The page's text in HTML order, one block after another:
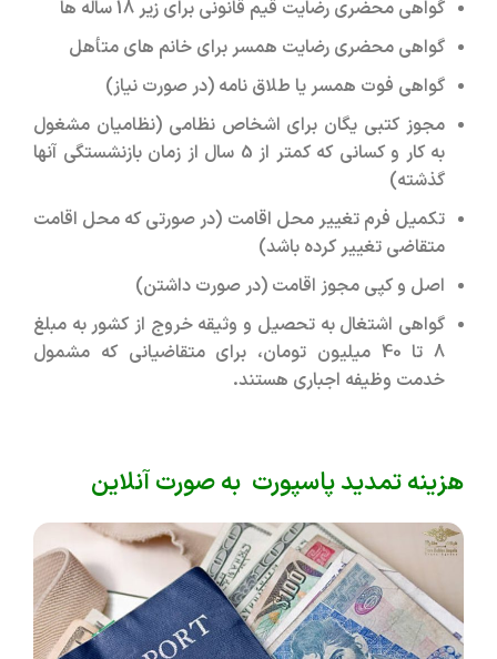
گواهی محضری رضایت قیم قانونی برای زیر 18 ساله ها
گواهی محضری رضایت همسر برای خانم های متأهل
گواهی فوت همسر یا طلاق نامه (در صورت نیاز)
مجوز کتبی یگان برای اشخاص نظامی (نظامیان مشغول
به کار و کسانی که کمتر از 5 سال از زمان بازنشستگی آنها
گذشته)
تکمیل فرم تغییر محل اقامت (در صورتی که محل اقامت
متقاضی تغییر کرده باشد)
اصل و کپی مجوز اقامت (در صورت داشتن)
گواهی اشتغال به تحصیل و وثیقه خروج از کشور به مبلغ
8 تا 40 میلیون تومان، برای متقاضیانی که مشمول
خدمت وظیفه اجباری هستند.
هزینه تمدید پاسپورت به صورت آنلاین